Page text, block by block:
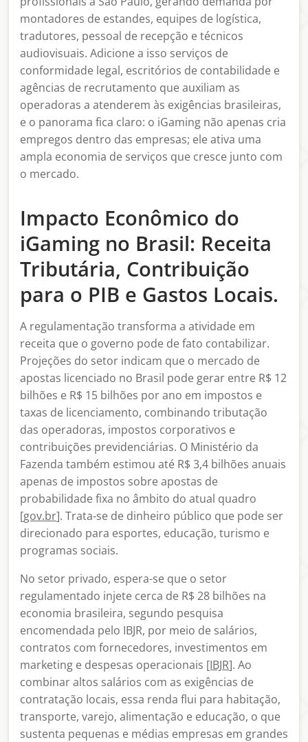
montadores de estandes, equipes de logística,
tradutores, pessoal de recepção e técnicos
audiovisuais. Adicione a isso serviços de
conformidade legal, escritórios de contabilidade e
agências de recrutamento que auxiliam as
operadoras a atenderem às exigências brasileiras,
e o panorama fica claro: o iGaming não apenas cria
empregos dentro das empresas; ele ativa uma
ampla economia de serviços que cresce junto com
o mercado.
Impacto Econômico do
iGaming no Brasil: Receita
Tributária, Contribuição
para o PIB e Gastos Locais.
A regulamentação transforma a atividade em
receita que o governo pode de fato contabilizar.
Projeções do setor indicam que o mercado de
apostas licenciado no Brasil pode gerar entre R$ 12
bilhões e R$ 15 bilhões por ano em impostos e
taxas de licenciamento, combinando tributação
das operadoras, impostos corporativos e
contribuições previdenciárias. O Ministério da
Fazenda também estimou até R$ 3,4 bilhões anuais
apenas de impostos sobre apostas de
probabilidade fixa no âmbito do atual quadro
[gov.br]. Trata-se de dinheiro público que pode ser
direcionado para esportes, educação, turismo e
programas sociais.
No setor privado, espera-se que o setor
regulamentado injete cerca de R$ 28 bilhões na
economia brasileira, segundo pesquisa
encomendada pelo IBJR, por meio de salários,
contratos com fornecedores, investimentos em
marketing e despesas operacionais [IBJR]. Ao
combinar altos salários com as exigências de
contratação locais, essa renda flui para habitação,
transporte, varejo, alimentação e educação, o que
sustenta pequenas e médias empresas em grandes